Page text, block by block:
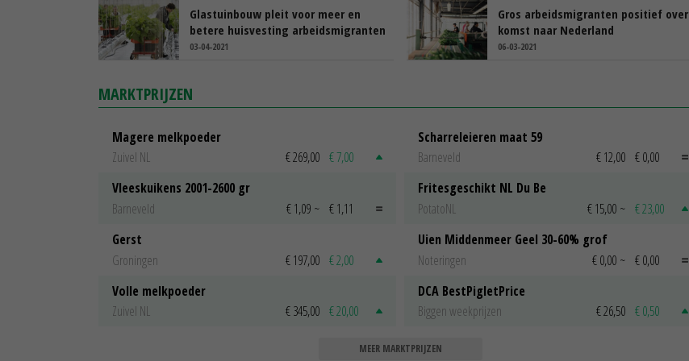
Glastuinbouw pleit voor meer en
betere huisvesting arbeidsmigranten
03-04-2021
Gros arbeidsmigranten positief over
komst naar Nederland
06-03-2021
MARKTPRIJZEN
Magere melkpoeder
Zuivel NL
€ 269,00 € 7,00
Vleeskuikens 2001-2600 gr
Barneveld
€ 1,09 ~ € 1,11
Gerst
Groningen
€ 197,00 € 2,00
Volle melkpoeder
Zuivel NL
€ 345,00 € 20,00
Scharreleieren maat 59
Barneveld
€ 12,00 € 0,00
Fritesgeschikt NL Du Be
PotatoNL
€ 15,00 ~ € 23,00
Uien Middenmeer Geel 30-60% grof
Noteringen
€ 0,00 ~ € 0,00
DCA BestPigletPrice
Biggen weekprijzen
€ 26,50 € 0,50
MEER MARKTPRIJZEN